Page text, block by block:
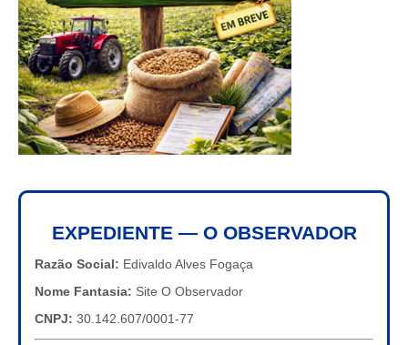
EXPEDIENTE — O OBSERVADOR
Razão Social: Edivaldo Alves Fogaça
Nome Fantasia: Site O Observador
CNPJ: 30.142.607/0001-77